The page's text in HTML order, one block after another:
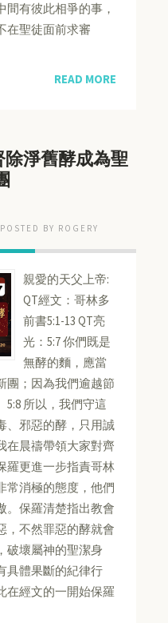
有彼此相爭的事，
在聖徒面前求審
READ MORE
除淨舊酵成為聖
POSTED BY ROGERY
親愛的天父上帝:
QT經文：哥林多
前書5:1-13 QT亮
光：5:7 你們既是
無酵的麵，應當
團；因為我們逾越節
所以，我們守這
、邪惡的酵，只用誠
在晨禱帶領大家對齊
羅更進一步指責哥林
常消極的態度，他們
。保羅清楚指出教會
，不然罪惡的酵就會
破壞屬神的聖潔身
具體果斷的紀律行
在經文的一開始保羅